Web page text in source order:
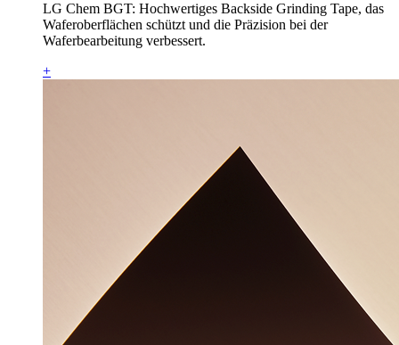
LG Chem BGT: Hochwertiges Backside Grinding Tape, das
Waferoberflächen schützt und die Präzision bei der
Waferbearbeitung verbessert.
+